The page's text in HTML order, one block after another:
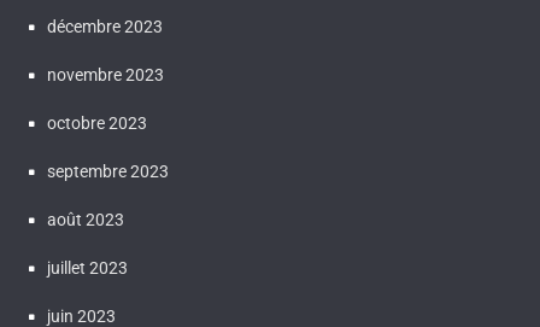
décembre 2023
novembre 2023
octobre 2023
septembre 2023
août 2023
juillet 2023
juin 2023